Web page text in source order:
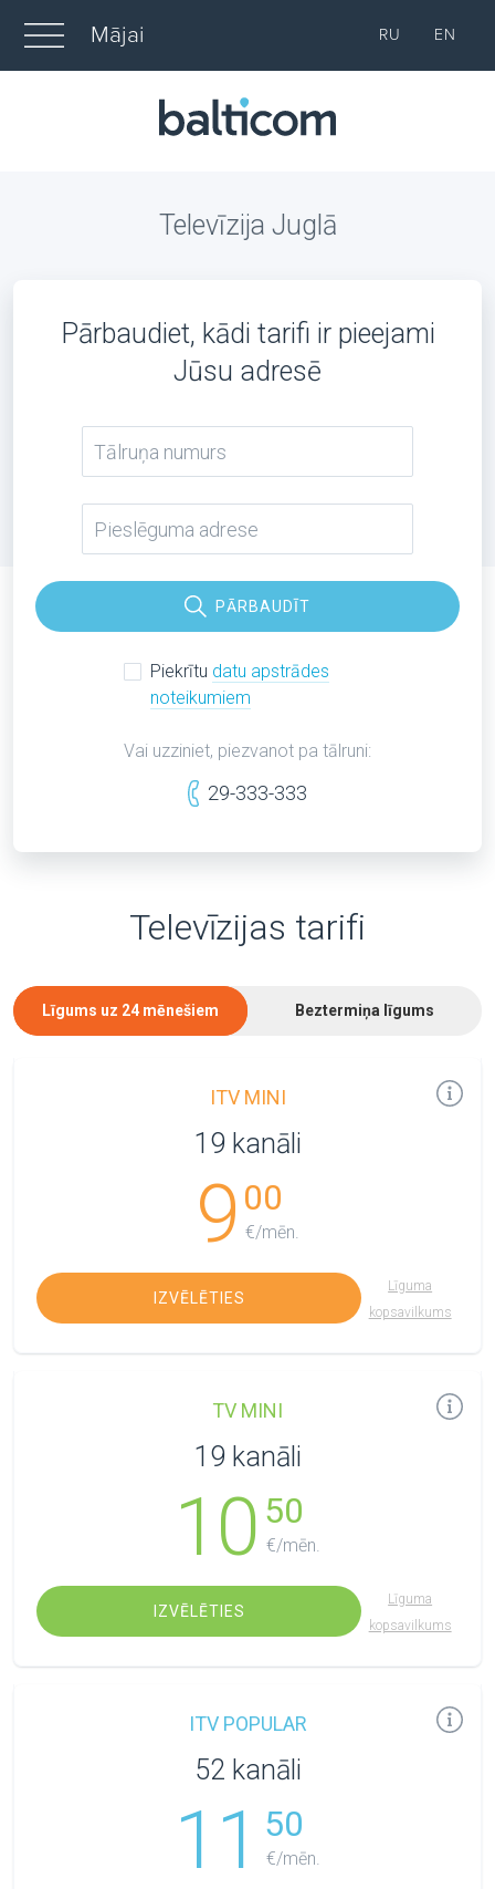
Mājai RU EN
Televīzija Juglā
Pārbaudiet, kādi tarifi ir pieejami
Jūsu adresē
PĀRBAUDĪT
Piekrītu datu apstrādes
noteikumiem
Vai uzziniet, piezvanot pa tālruni:
29-333-333
Televīzijas tarifi
Līgums uz 24 mēnešiem Beztermiņa līgums
ITV MINI
19 kanāli
9 00
€/mēn.
IZVĒLĒTIES
Līguma
kopsavilkums
TV MINI
19 kanāli
10 50
€/mēn.
IZVĒLĒTIES
Līguma
kopsavilkums
ITV POPULAR
52 kanāli
11 50
€/mēn.